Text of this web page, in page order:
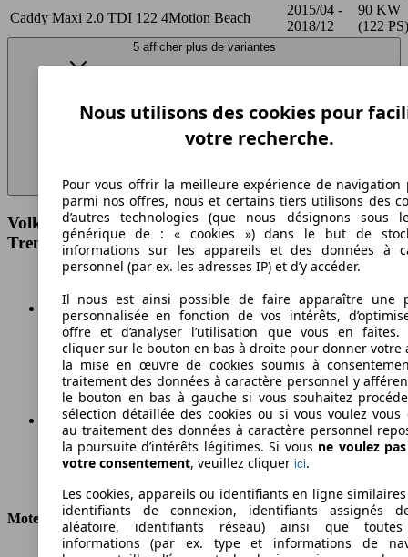
Caddy Maxi 2.0 TDI 122 4Motion Beach
2015/04 -
2018/12
90 KW
(122 PS)
5 afficher plus de variantes
Volkswagen Caddy Maxi 2.0 TDI 122 4Motion
Trendline Spécifications techniques
178 km/h
Vitesse maximale
Diesel
Moteur et Puissance
Nous utilisons des cookies pour
votre recherche.
Pour vous offrir la meilleure expérience de navigation
parmi nos offres, nous et certains tiers utilisons des
d’autres technologies (que nous désignons sous
générique de : « cookies ») dans le but de
informations sur les appareils et des données à
personnel (par ex. les adresses IP) et d’y accéder.
Il nous est ainsi possible de faire apparaître une
personnalisée en fonction de vos intérêts,
offre et d’analyser l’utilisation que vous en faites.
cliquer sur le bouton en bas à droite pour donner votre
la mise en œuvre de cookies soumis à
traitement des données à caractère personnel y
le bouton en bas à gauche si vous souhaitez
sélection détaillée des cookies ou si vous voulez vous
au traitement des données à caractère personnel
la poursuite d’intérêts légitimes. Si vous ne voulez
votre consentement, veuillez cliquer ici.
Les cookies, appareils ou identifiants en ligne
identifiants de connexion, identifiants assignés
aléatoire, identifiants réseau) ainsi que
informations (par ex. type et informations de